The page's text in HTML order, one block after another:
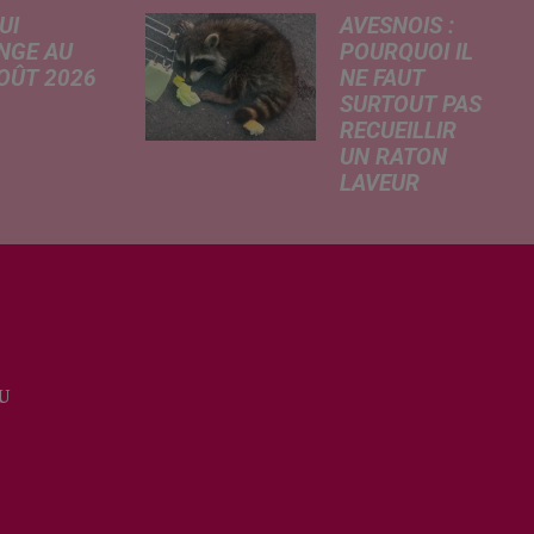
AU
2026
sur le
scolaire...
AVESNOIS :
POURQUOI IL
NE FAUT
SURTOUT PAS
RECUEILLIR
UN RATON
LAVEUR
déshydraté au